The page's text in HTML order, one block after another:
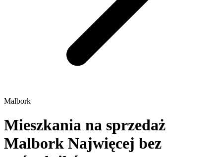
Malbork
Mieszkania na sprzedaż
Malbork Najwięcej bez